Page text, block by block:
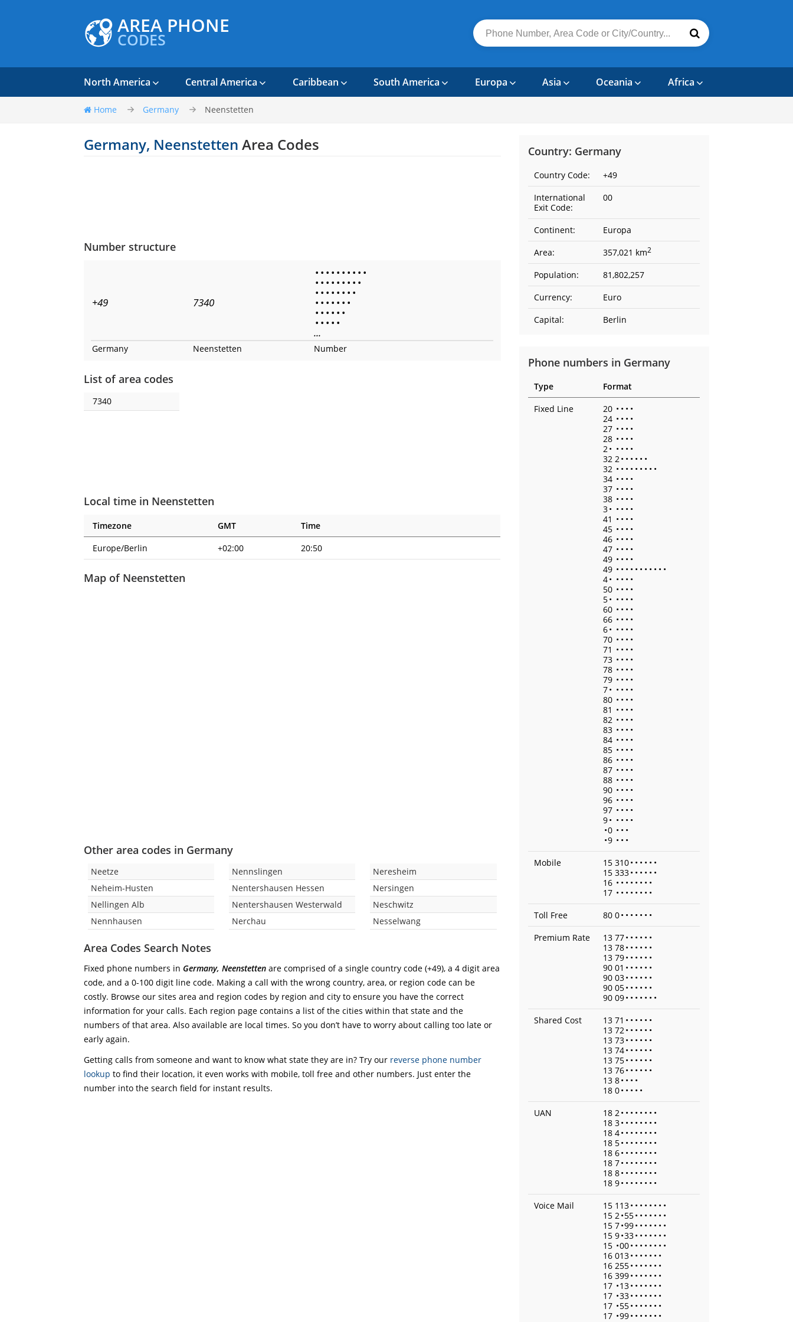
AREA PHONE
CODES
North America Central America Caribbean South America Europa Asia Oceania Africa
Home Germany Neenstetten
Germany, Neenstetten Area Codes
Number structure
+49 7340
• • • • • • • • • •
• • • • • • • • •
• • • • • • • •
• • • • • • •
• • • • • •
• • • • •
...
Germany Neenstetten Number
List of area codes
7340
Local time in Neenstetten
Timezone GMT
Time
Europe/Berlin
+02:00 20:50
Map of Neenstetten
Other area codes in Germany
Neetze
Neheim-Husten
Nellingen Alb
Nennhausen
Nennslingen
Nentershausen Hessen
Nentershausen Westerwald
Nerchau
Neresheim
Nersingen
Neschwitz
Nesselwang
Area Codes Search Notes
Fixed phone numbers in Germany, Neenstetten are comprised of a single country code (+49), a 4 digit area
code, and a 0-100 digit line code. Making a call with the wrong country, area, or region code can be
costly. Browse our sites area and region codes by region and city to ensure you have the correct
information for your calls. Each region page contains a list of the cities within that state and the
numbers of that area. Also available are local times. So you don’t have to worry about calling too late or
early again.
Getting calls from someone and want to know what state they are in? Try our reverse phone number
lookup to find their location, it even works with mobile, toll free and other numbers. Just enter the
number into the search field for instant results.
Country: Germany
Country Code:
+49
International
Exit Code:
00
Continent:
Europa
Area:
357,021 km2
Population:
81,802,257
Currency:
Euro
Capital:
Berlin
Phone numbers in Germany
Type
Format
Fixed Line
20 • • • •
24 • • • •
27 • • • •
28 • • • •
2• • • • •
32 2• • • • • •
32 • • • • • • • • •
34 • • • •
37 • • • •
38 • • • •
3• • • • •
41 • • • •
45 • • • •
46 • • • •
47 • • • •
49 • • • •
49 • • • • • • • • • • •
4• • • • •
50 • • • •
5• • • • •
60 • • • •
66 • • • •
6• • • • •
70 • • • •
71 • • • •
73 • • • •
78 • • • •
79 • • • •
7• • • • •
80 • • • •
81 • • • •
82 • • • •
83 • • • •
84 • • • •
85 • • • •
86 • • • •
87 • • • •
88 • • • •
90 • • • •
96 • • • •
97 • • • •
9• • • • •
•0 • • •
•9 • • •
Mobile
15 310• • • • • •
15 333• • • • • •
16 • • • • • • • •
17 • • • • • • • •
Toll Free
80 0• • • • • • •
Premium Rate
13 77• • • • • •
13 78• • • • • •
13 79• • • • • •
90 01 • • • • • •
90 03• • • • • •
90 05• • • • • •
90 09• • • • • • •
Shared Cost
13 71 • • • • • •
13 72• • • • • •
13 73• • • • • •
13 74• • • • • •
13 75• • • • • •
13 76• • • • • •
13 8• • • •
18 0• • • • •
UAN
18 2• • • • • • • •
18 3• • • • • • • •
18 4• • • • • • • •
18 5• • • • • • • •
18 6• • • • • • • •
18 7• • • • • • • •
18 8• • • • • • • •
18 9• • • • • • • •
Voice Mail
15 113• • • • • • • •
15 2•55• • • • • • •
15 7•99• • • • • • •
15 9•33• • • • • • •
15 •00• • • • • • • •
16 013• • • • • • •
16 255• • • • • • •
16 399• • • • • • •
17 •13• • • • • • •
17 •33• • • • • • •
17 •55• • • • • • •
17 •99• • • • • • •